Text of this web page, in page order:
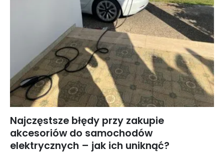
Najczęstsze błędy przy zakupie
akcesoriów do samochodów
elektrycznych – jak ich uniknąć?